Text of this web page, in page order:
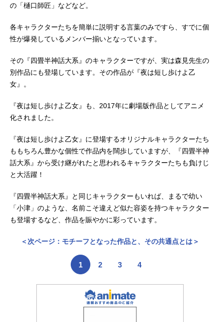
の「樋口師匠」などなど。
各キャラクターたちを簡単に説明する言葉のみですら、すでに個
性が爆発しているメンバー揃いとなっています。
その『四畳半神話大系』のキャラクターですが、実は森見先生の
別作品にも登場しています。その作品が『夜は短し歩けよ乙
女』。
『夜は短し歩けよ乙女』も、2017年に劇場版作品としてアニメ
化されました。
『夜は短し歩けよ乙女』に登場するオリジナルキャラクターたち
ももちろん豊かな個性で作品内を闊歩していますが、『四畳半神
話大系』から受け継がれたと思われるキャラクターたちも負けじ
と大活躍！
『四畳半神話大系』と同じキャラクターもいれば、まるで幼い
「小津」のような、名前こそ違えど似た容姿を持つキャラクター
も登場するなど、作品を賑やかに彩っています。
＜次ページ：モチーフとなった作品と、その共通点とは＞
1 2 3 4